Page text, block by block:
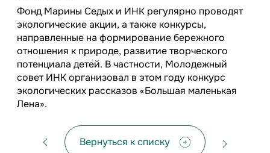
Фонд Марины Седых и ИНК регулярно проводят
экологические акции, а также конкурсы,
направленные на формирование бережного
отношения к природе, развитие творческого
потенциала детей. В частности, Молодежный
совет ИНК организовал в этом году конкурс
экологических рассказов «Большая маленькая
Лена».
Вернуться к списку